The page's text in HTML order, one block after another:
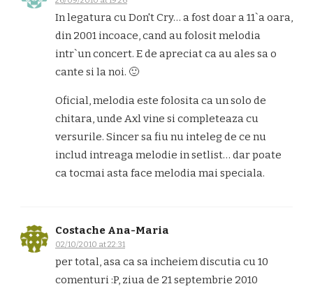
In legatura cu Don't Cry… a fost doar a 11`a oara,
din 2001 incoace, cand au folosit melodia
intr`un concert. E de apreciat ca au ales sa o
cante si la noi. 🙂
Oficial, melodia este folosita ca un solo de
chitara, unde Axl vine si completeaza cu
versurile. Sincer sa fiu nu inteleg de ce nu
includ intreaga melodie in setlist… dar poate
ca tocmai asta face melodia mai speciala.
Costache Ana-Maria
02/10/2010 at 22:31
per total, asa ca sa incheiem discutia cu 10
comenturi :P, ziua de 21 septembrie 2010